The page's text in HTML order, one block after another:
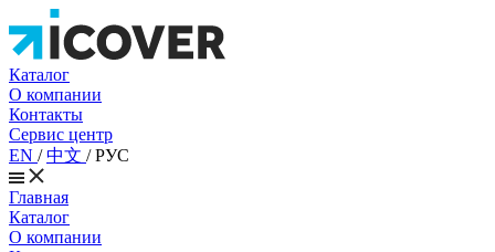
Каталог
О компании
Контакты
Сервис центр
EN /中文 /РУС
Главная
Каталог
О компании